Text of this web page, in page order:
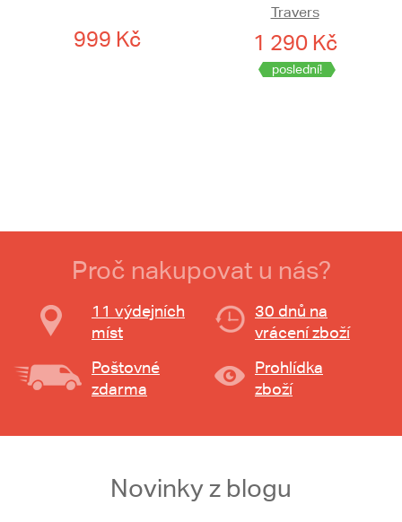
999 Kč
Travers
1 290 Kč
poslední!
Proč nakupovat u nás?
11 výdejních
míst
30 dnů na
vrácení zboží
Poštovné
zdarma
Prohlídka
zboží
Novinky z blogu